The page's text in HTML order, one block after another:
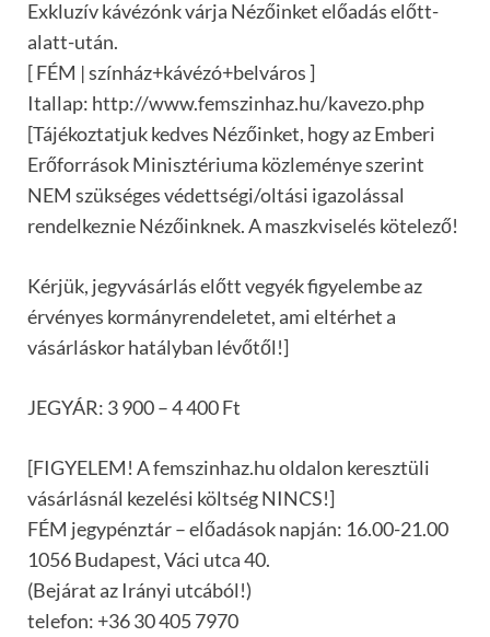
Exkluzív kávézónk várja Nézőinket előadás előtt-
alatt-után.
[ FÉM | színház+kávézó+belváros ]
Itallap: http://www.femszinhaz.hu/kavezo.php
[Tájékoztatjuk kedves Nézőinket, hogy az Emberi
Erőforrások Minisztériuma közleménye szerint
NEM szükséges védettségi/oltási igazolással
rendelkeznie Nézőinknek. A maszkviselés kötelező!
Kérjük, jegyvásárlás előtt vegyék figyelembe az
érvényes kormányrendeletet, ami eltérhet a
vásárláskor hatályban lévőtől!]
JEGYÁR: 3 900 – 4 400 Ft
[FIGYELEM! A femszinhaz.hu oldalon keresztüli
vásárlásnál kezelési költség NINCS!]
FÉM jegypénztár – előadások napján: 16.00-21.00
1056 Budapest, Váci utca 40.
(Bejárat az Irányi utcából!)
telefon: +36 30 405 7970